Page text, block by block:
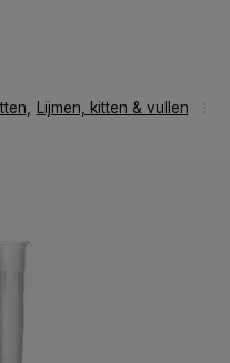
Lijmen, kitten & vullen